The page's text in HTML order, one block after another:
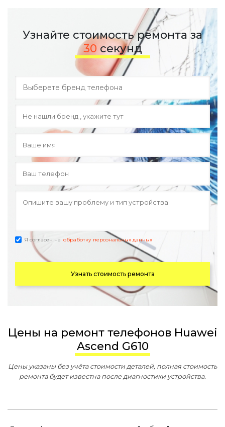
Узнайте стоимость ремонта за
30 секунд
Я согласен на обработку персональных данных
Узнать стоимость ремонта
Цены на ремонт телефонов Huawei
Ascend G610
Цены указаны без учёта стоимости деталей, полная стоимость
ремонта будет известна после диагностики устройства.